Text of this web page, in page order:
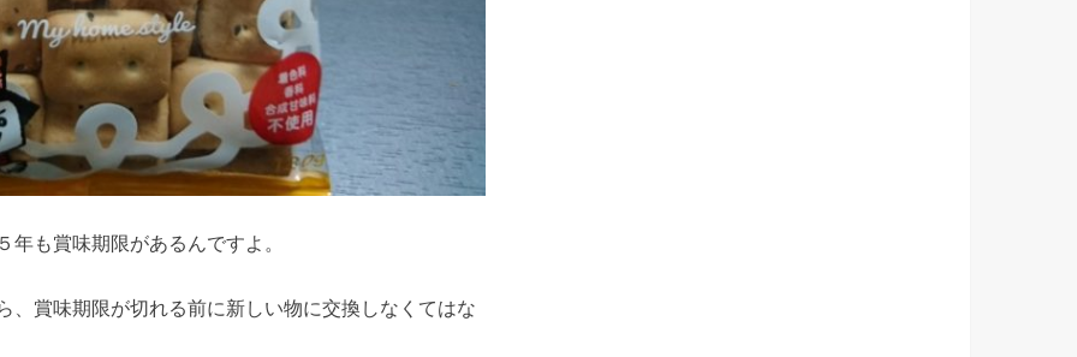
も賞味期限があるんですよ。
、賞味期限が切れる前に新しい物に交換しなくてはな